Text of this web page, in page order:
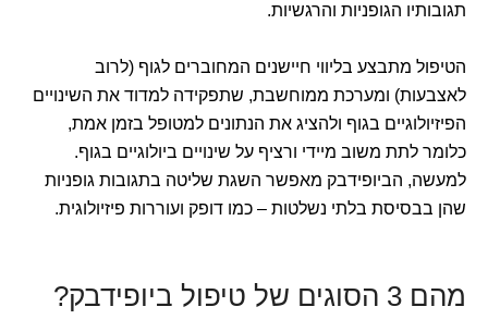
תגובותיו הגופניות והרגשיות.
הטיפול מתבצע בליווי חיישנים המחוברים לגוף (לרוב
לאצבעות) ומערכת ממוחשבת, שתפקידה למדוד את השינויים
הפיזיולוגיים בגוף ולהציג את הנתונים למטופל בזמן אמת,
כלומר לתת משוב מיידי ורציף על שינויים ביולוגיים בגוף.
למעשה, הביופידבק מאפשר השגת שליטה בתגובות גופניות
שהן בבסיסת בלתי נשלטות – כמו דופק ועוררות פיזיולוגית.
מהם 3 הסוגים של טיפול ביופידבק?